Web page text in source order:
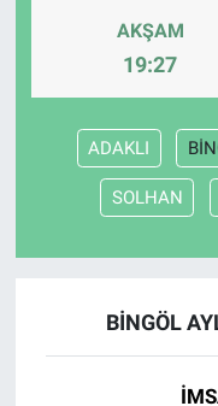
AKŞAM
19:27
ADAKLI
SOLHAN
BİNGÖL